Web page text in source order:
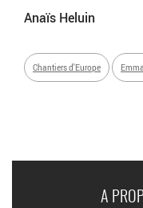
Anaïs Heluin
Chantiers d'Europe
A